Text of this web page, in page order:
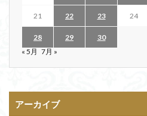
21 22 23 24
28 29
30
« 5月 7月 »
アーカイブ